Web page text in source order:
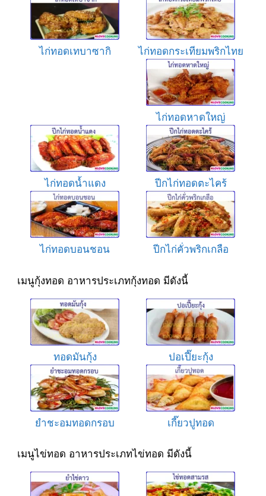
ไก่ทอดเทบาซากิ ไก่ทอดกระเทียมพริกไทย
ไก่ทอดหาดใหญ่
ไก่ทอดน้ำแดง ปีกไก่ทอดตะไคร้
ไก่ทอดบอนชอน ปีกไก่คั่วพริกเกลือ
เมนูกุ้งทอด อาหารประเภทกุ้งทอด มีดังนี้
ทอดมันกุ้ง ปอเปี๊ยะกุ้ง
ยำชะอมทอดกรอบ เกี๊ยวปูทอด
เมนูไข่ทอด อาหารประเภทไข่ทอด มีดังนี้